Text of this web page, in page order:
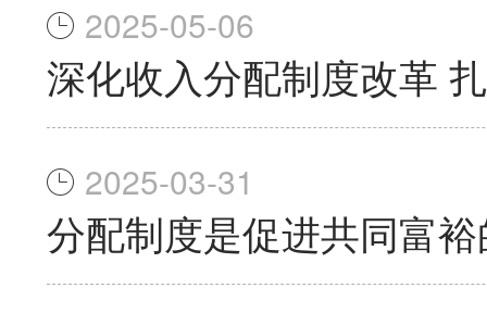
2025-05-06
深化收入分配制度改革
2025-03-31
分配制度是促进共同富